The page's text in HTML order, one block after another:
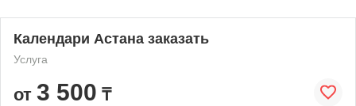
Календари Астана заказать
Услуга
от 3 500 ₸